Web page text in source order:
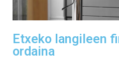
Etxeko langileen
ordaina